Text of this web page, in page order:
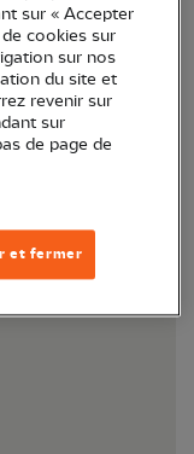
sur « Accepter
cookies sur
sur nos
du site et
revenir sur
sur
de page de
et fermer